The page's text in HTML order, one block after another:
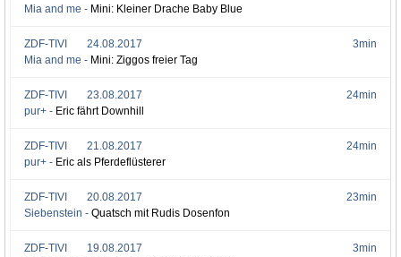
Mia and me - Mini: Kleiner Drache Baby Blue
3min
ZDF-TIVI
24.08.2017
Mia and me - Mini: Ziggos freier Tag
24min
ZDF-TIVI
23.08.2017
pur+ - Eric fährt Downhill
24min
ZDF-TIVI
21.08.2017
pur+ - Eric als Pferdeflüsterer
23min
ZDF-TIVI
20.08.2017
Siebenstein - Quatsch mit Rudis Dosenfon
3min
ZDF-TIVI
19.08.2017